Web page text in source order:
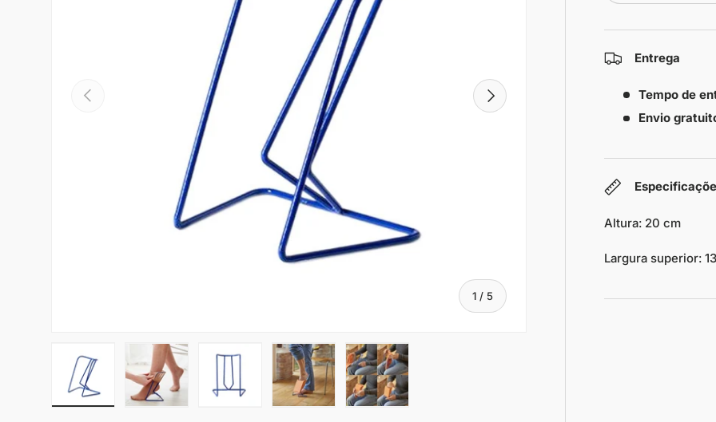
Anteriormente
1 / De
5
Próximo
Entrega
Tempo de
Envio
Altura: 20 cm
Largura superior: